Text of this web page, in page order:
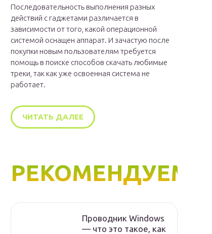
Последовательность выполнения разных
действий с гаджетами различается в
зависимости от того, какой операционной
системой оснащен аппарат. И зачастую после
покупки новым пользователям требуется
помощь в поиске способов скачать любимые
треки, так как уже освоенная система не
работает.
ЧИТАТЬ ДАЛЕЕ
РЕКОМЕНДУЕМ
Проводник Windows
— что это такое, как